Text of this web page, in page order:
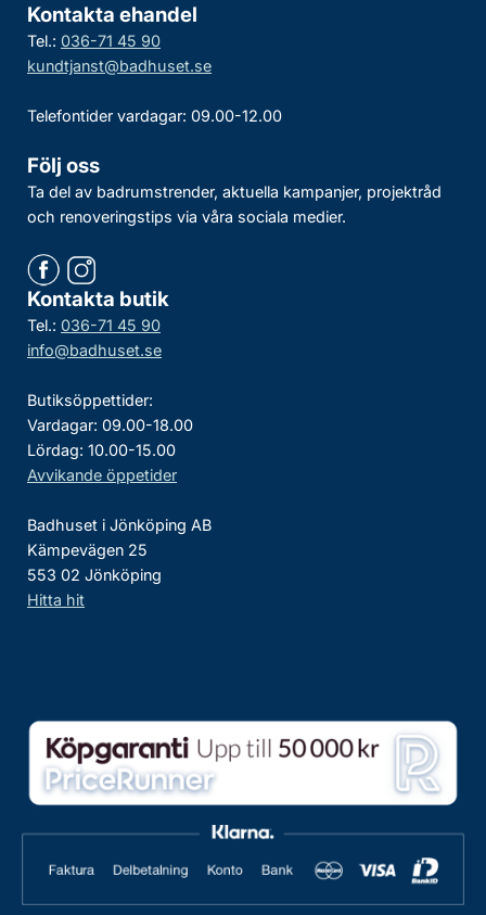
Kontakta ehandel
Tel.: 036-71 45 90
kundtjanst@badhuset.se
Telefontider vardagar: 09.00-12.00
Följ oss
Ta del av badrumstrender, aktuella kampanjer, projektråd
och renoveringstips via våra sociala medier.
Kontakta butik
Tel.: 036-71 45 90
info@badhuset.se
Butiksöppettider:
Vardagar: 09.00-18.00
Lördag: 10.00-15.00
Avvikande öppetider
Badhuset i Jönköping AB
Kämpevägen 25
553 02 Jönköping
Hitta hit